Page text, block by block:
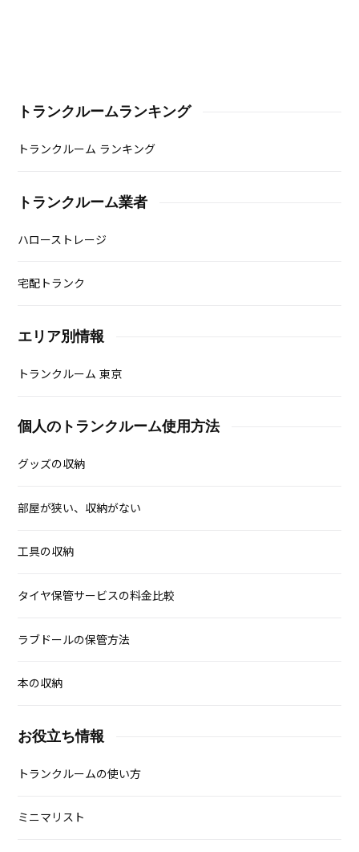
トランクルームランキング
トランクルーム ランキング
トランクルーム業者
ハローストレージ
宅配トランク
エリア別情報
トランクルーム 東京
個人のトランクルーム使用方法
グッズの収納
部屋が狭い、収納がない
工具の収納
タイヤ保管サービスの料金比較
ラブドールの保管方法
本の収納
お役立ち情報
トランクルームの使い方
ミニマリスト